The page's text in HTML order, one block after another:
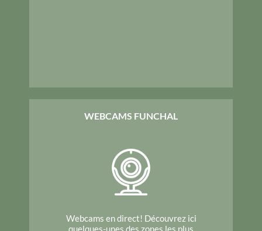
WEBCAMS FUNCHAL
Webcams en direct! Découvrez ici
quelques-unes des zones les plus